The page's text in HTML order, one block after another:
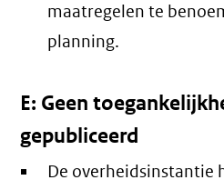
maatregelen te
planning.
E: Geen
gepubliceerd
De overheidsinstantie